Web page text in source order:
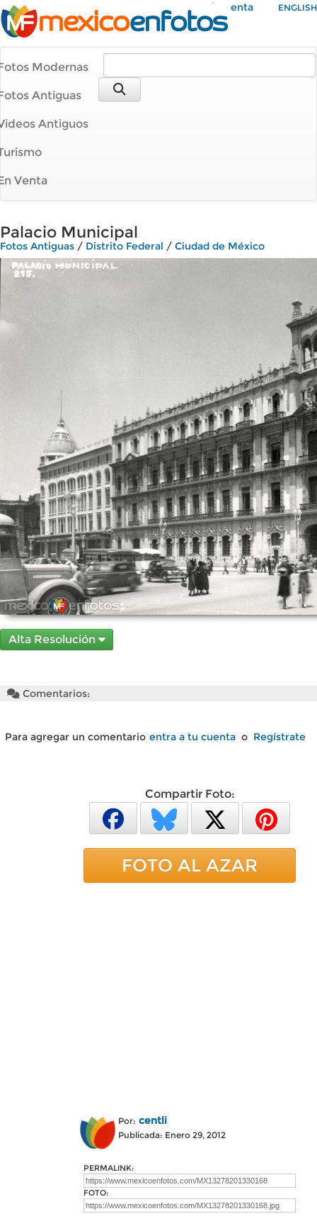
Mi Cuenta ENGLISH
Modernas
Antiguas
Antiguos
Venta
Palacio Municipal
Fotos Antiguas / Distrito Federal / Ciudad de México
Alta Resolución
Comentarios:
Para agregar un comentario entra a tu cuenta o Regístrate
Compartir Foto:
FOTO AL AZAR
Por: centli
Publicada: Enero 29, 2012
PERMALINK:
FOTO: